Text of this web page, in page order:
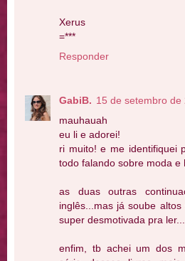
Xerus
=***
Responder
GabiB. 15 de setembro de
mauhauah
eu li e adorei!
ri muito! e me identifiquei
todo falando sobre moda e
as duas outras
inglês...mas já soube
super desmotivada pra ler...
enfim, tb achei um dos